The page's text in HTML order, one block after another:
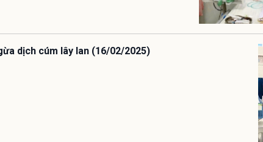
dịch cúm lây lan (16/02/2025)